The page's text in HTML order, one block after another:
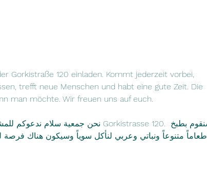
Gorkistraße 120 einladen. Kommt jederzeit vorbei,
trefft neue Menschen und habt eine gute Zeit. Die
man möchte. Wir freuen uns auf euch.
طعاماً متنوعاً ونباتي وعربي لنأكل سوياً وسيكون هناك